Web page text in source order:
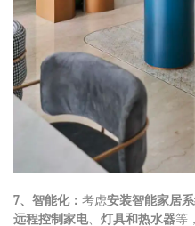
7、智能化： 考虑安装智能家居
远程控制家电、 灯具和热水器等